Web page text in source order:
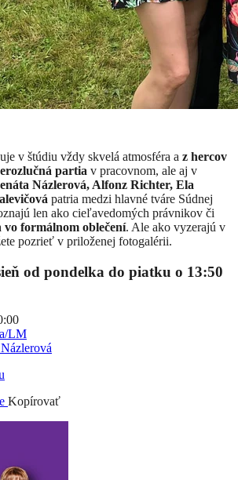
v štúdiu vždy skvelá atmosféra a z hercov
partia v pracovnom, ale aj v
Názlerová, Alfonz Richter, Ela
patria medzi hlavné tváre Súdnej
len ako cieľavedomých právnikov či
formálnom oblečení. Ale ako vyzerajú v
pozrieť v priloženej fotogalérii.
od pondelka do piatku o 13:50
LM
Kopírovať